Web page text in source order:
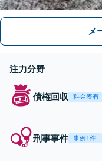
メ
注力分野
債権回収 料金表有
刑事事件 事例1件